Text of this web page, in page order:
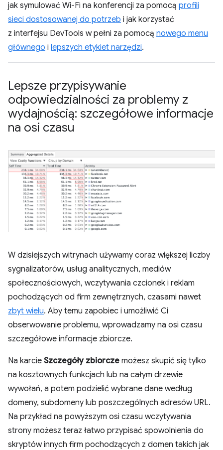
jak symulować Wi-Fi na konferencji za pomocą profili
sieci dostosowanej do potrzeb i jak korzystać
z interfejsu DevTools w pełni za pomocą nowego menu
głównego i lepszych etykiet narzędzi.
Lepsze przypisywanie
odpowiedzialności za problemy z
wydajnością: szczegółowe informacje
na osi czasu
W dzisiejszych witrynach używamy coraz większej liczby
sygnalizatorów, usług analitycznych, mediów
społecznościowych, wczytywania czcionek i reklam
pochodzących od firm zewnętrznych, czasami nawet
zbyt wielu. Aby temu zapobiec i umożliwić Ci
obserwowanie problemu, wprowadzamy na osi czasu
szczegółowe informacje zbiorcze.
Na karcie Szczegóły zbiorcze możesz skupić się tylko
na kosztownych funkcjach lub na całym drzewie
wywołań, a potem podzielić wybrane dane według
domeny, subdomeny lub poszczególnych adresów URL.
Na przykład na powyższym osi czasu wczytywania
strony możesz teraz łatwo przypisać spowolnienia do
skryptów innych firm pochodzących z domen takich jak